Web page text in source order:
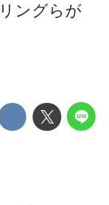
ングらが